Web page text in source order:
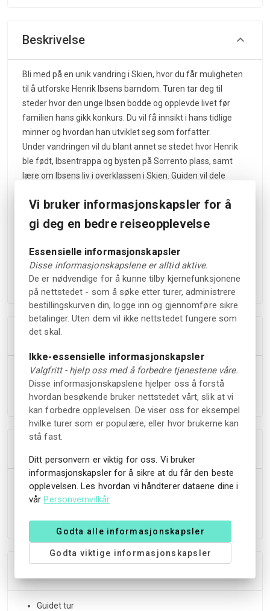
Beskrivelse
Bli med på en unik vandring i Skien, hvor du får muligheten
til å utforske Henrik Ibsens barndom. Turen tar deg til
steder hvor den unge Ibsen bodde og opplevde livet før
familien hans gikk konkurs. Du vil få innsikt i hans tidlige
minner og hvordan han utviklet seg som forfatter.
Under vandringen vil du blant annet se stedet hvor Henrik
ble født, Ibsentrappa og bysten på Sorrento plass, samt
lære om Ibsens liv i overklassen i Skien. Guiden vil dele
dypere forståelse av hans verk og liv.
Turen varer en time og starter fra museumsbygget VEV i
Brekkeparken. Den siste delen av turen er litt bratt, men
utsikten fra toppen er vel verdt det. Etter vandringen kan du
nyte et måltid i kafé Aall Inn, eller Brekkeparken kafé, som
har utsikt over Skien by.
Høydepunkter
Oppdag Ibsens barndom og viktige steder i Skien
Lær om Ibsens liv og nyt vakker utsikt over byen
Mulighet for mat og drikke på kafé Aall Inn etter turen
Vi tar imot grupper på opptil 20 personer i Brekkeparken,
med guiding på både norsk og engelsk og mulighet for
Guidet tur
Vi bruker informasjonskapsler for å
gi deg en bedre reiseopplevelse
Essensielle informasjonskapsler
Disse informasjonskapslene er alltid aktive.
De er nødvendige for å kunne tilby kjernefunksjonene
på nettstedet - som å søke etter turer, administrere
bestillingskurven din, logge inn og gjennomføre sikre
betalinger. Uten dem vil ikke nettstedet fungere som
det skal.
Ikke-essensielle informasjonskapsler
Valgfritt - hjelp oss med å forbedre tjenestene våre.
Disse informasjonskapslene hjelper oss å forstå
hvordan besøkende bruker nettstedet vårt, slik at vi
kan forbedre opplevelsen. De viser oss for eksempel
hvilke turer som er populære, eller hvor brukerne kan
stå fast.
Ditt personvern er viktig for oss. Vi bruker
informasjonskapsler for å sikre at du får den beste
opplevelsen. Les hvordan vi håndterer dataene dine i
vårPersonvernvilkår
Godta alle informasjonskapsler
Godta viktige informasjonskapsler